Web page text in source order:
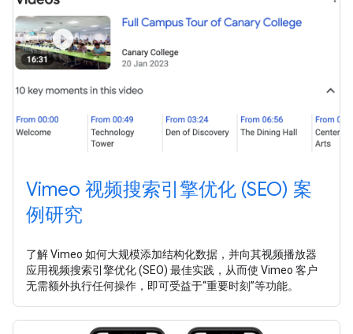
Vimeo 视频搜索引擎优化 (SEO) 案
例研究
了解 Vimeo 如何大规模添加结构化数据，并向其视频播放器
应用视频搜索引擎优化 (SEO) 最佳实践，从而使 Vimeo 客户
无需额外执行任何操作，即可受益于“重要时刻”等功能。